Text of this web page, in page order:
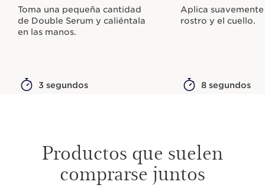
Toma una pequeña cantidad
de Double Serum y caliéntala
en las manos.
3 segundos
Aplica
rostro y el cuello.
8 segundos
Productos que suelen
comprarse juntos